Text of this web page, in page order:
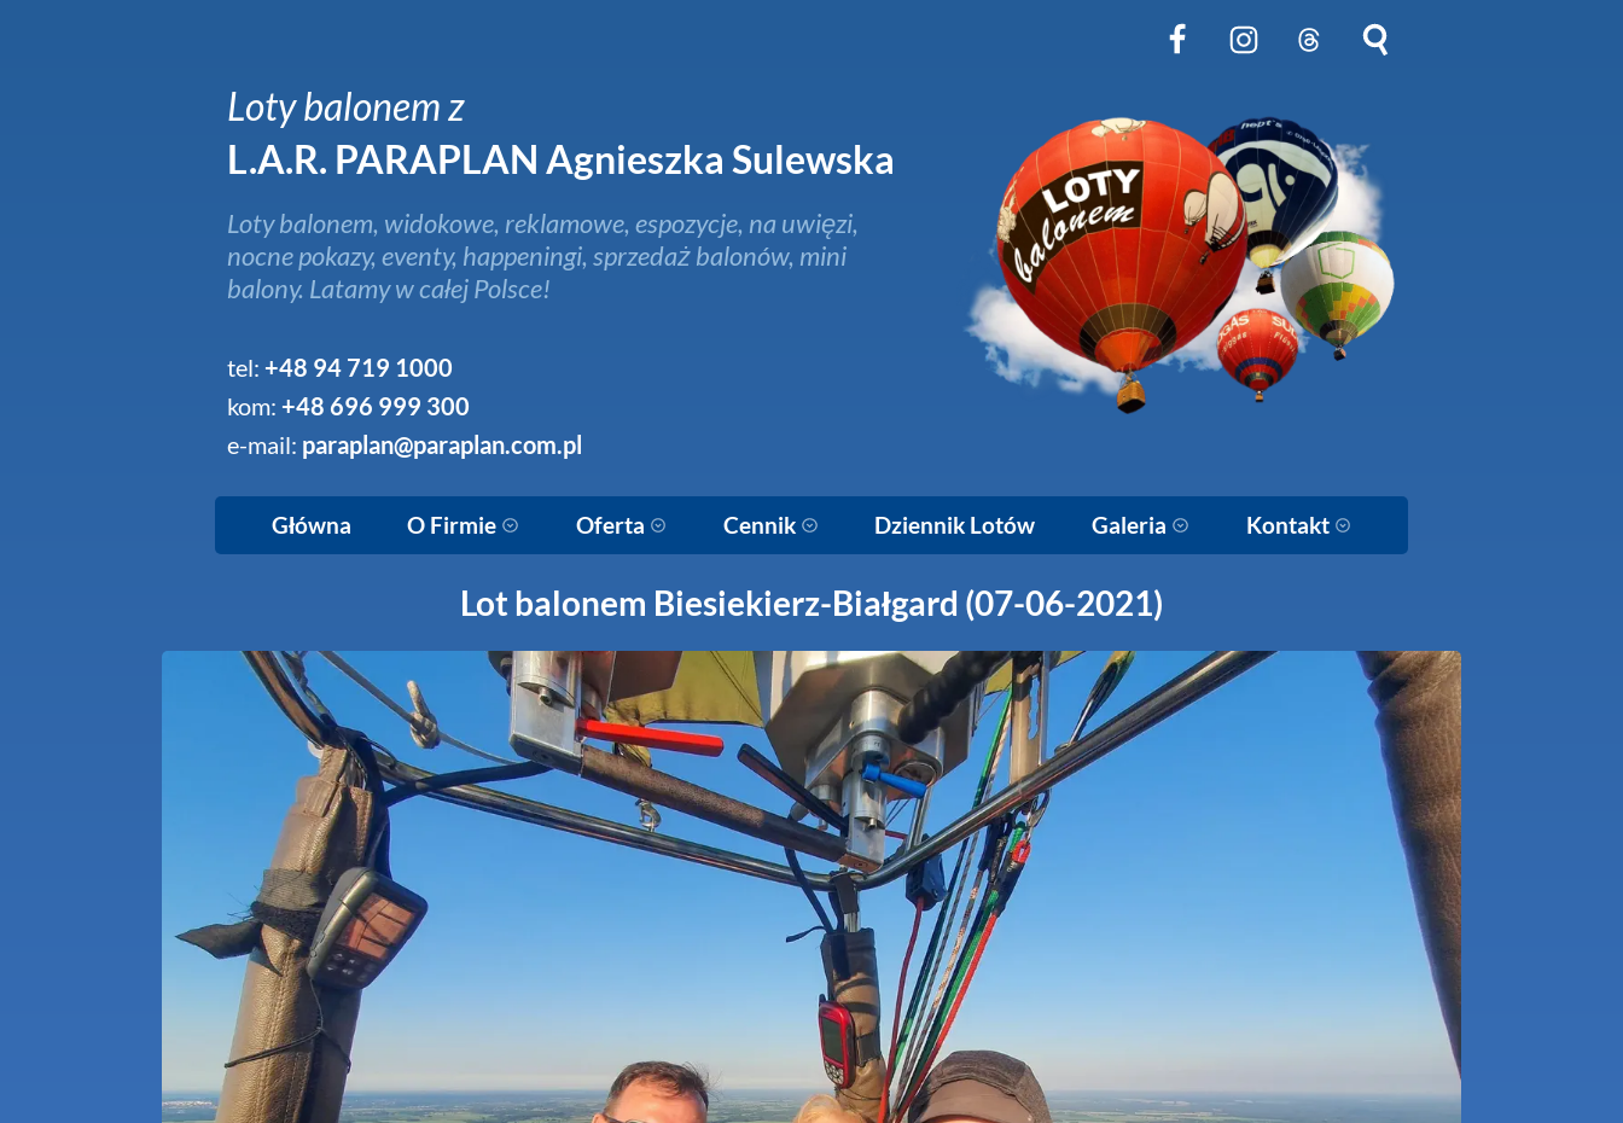
Loty balonem z
L.A.R. PARAPLAN Agnieszka Sulewska
Loty balonem, widokowe, reklamowe, espozycje, na uwięzi,
nocne pokazy, eventy, happeningi, sprzedaż balonów, mini
balony. Latamy w całej Polsce!
tel: +48 94 719 1000
kom: +48 696 999 300
e-mail: paraplan@paraplan.com.pl
Główna O Firmie Oferta Cennik Dziennik Lotów Galeria Kontakt
Lot balonem Biesiekierz-Białgard (07-06-2021)